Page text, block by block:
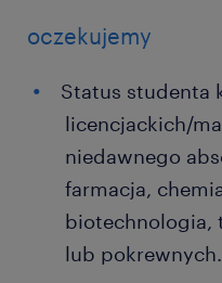
oczekujemy
Status studenta
licencjackich/
niedawnego
farmacja,
biotechnologia,
lub pokrewnych.